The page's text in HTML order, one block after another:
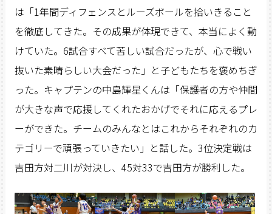
は「1年間ディフェンスとルーズボールを拾いきること
を徹底してきた。その成果が体現できて、本当によく動
けていた。6試合すべて苦しい試合だったが、心で戦い
抜いた素晴らしい大会だった」と子どもたちを褒めちぎ
った。キャプテンの中島輝星くんは「保護者の方や仲間
が大きな声で応援してくれたおかげでそれに応えるプレ
ーができた。チームのみんなとはこれからそれぞれのカ
テゴリーで頑張っていきたい」と話した。3位決定戦は
吉田方対二川が対決し、45対33で吉田方が勝利した。